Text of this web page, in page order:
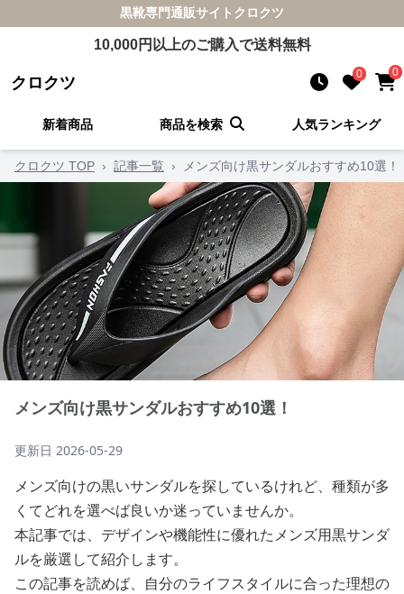
黒靴専門通販サイト クロクツ
10,000円以上のご購入で送料無料
クロクツ 0 0
新着商品 商品を検索 人気ランキング
クロクツ TOP › 記事一覧 › メンズ向け黒サンダルおすすめ10選！
メンズ向け黒サンダルおすすめ10選！
更新日 2026-05-29
メンズ向けの黒いサンダルを探しているけれど、種類が多
くてどれを選べば良いか迷っていませんか。
本記事では、デザインや機能性に優れたメンズ用黒サンダ
ルを厳選して紹介します。
この記事を読めば、自分のライフスタイルに合った理想の